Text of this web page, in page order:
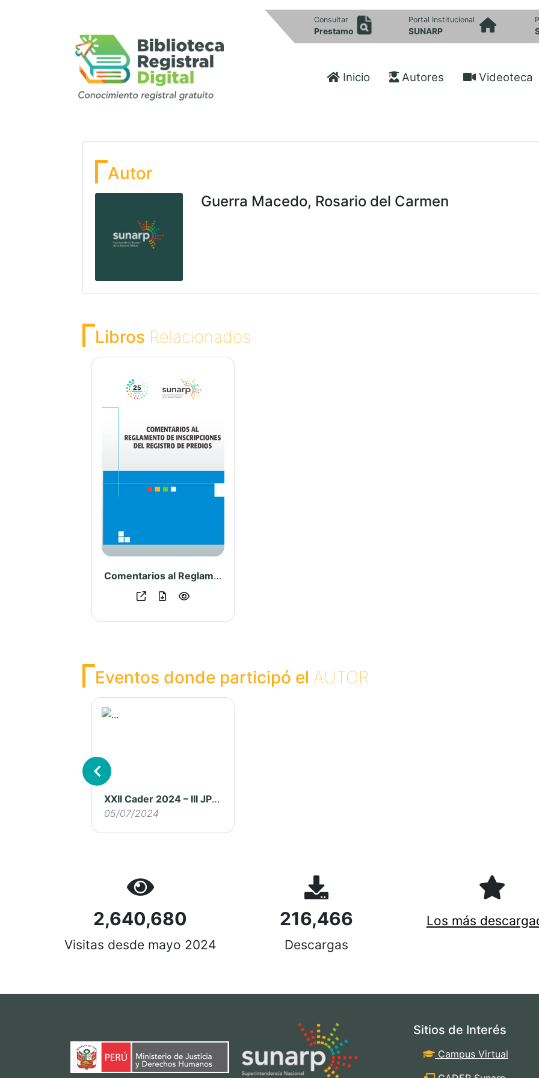
Consultar
Prestamo
Portal Institucional
SUNARP
Inicio Autores Videoteca
Autor
Guerra Macedo, Rosario del Carmen
Libros Relacionados
Comentarios al Reglamento de Inscripciones del Registro de Predios
Eventos donde participó el AUTOR
XXII Cader 2024 – III JP – Quinta conferencia – Perú
05/07/2024
Previous
2,640,680
Visitas desde mayo 2024
216,466
Descargas
Los más
Sitios de Interés
Campus Virtual